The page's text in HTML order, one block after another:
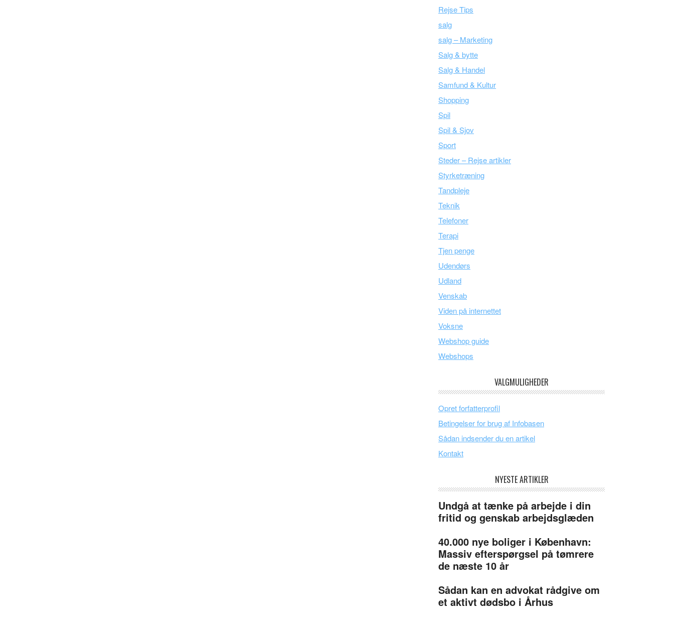
Rejse Tips
salg
salg – Marketing
Salg & bytte
Salg & Handel
Samfund & Kultur
Shopping
Spil
Spil & Sjov
Sport
Steder – Rejse artikler
Styrketræning
Tandpleje
Teknik
Telefoner
Terapi
Tjen penge
Udendørs
Udland
Venskab
Viden på internettet
Voksne
Webshop guide
Webshops
VALGMULIGHEDER
Opret forfatterprofil
Betingelser for brug af Infobasen
Sådan indsender du en artikel
Kontakt
NYESTE ARTIKLER
Undgå at tænke på arbejde i din
fritid og genskab arbejdsglæden
40.000 nye boliger i København:
Massiv efterspørgsel på tømrere
de næste 10 år
Sådan kan en advokat rådgive om
et aktivt dødsbo i Århus